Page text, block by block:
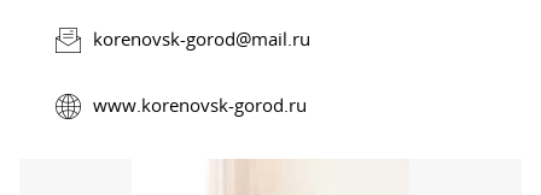
korenovsk-gorod@mail.ru
www.korenovsk-gorod.ru